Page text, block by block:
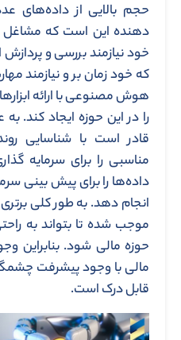
حجم بالایی از داده‌های
دهنده این است که مشاغل
خود نیازمند بررسی و
که خود زمان بر و نیازمند
هوش مصنوعی با ارائه
را در این حوزه ایجاد
قادر است با شناسایی
مناسبی را برای سرمایه
داده‌ها را برای پیش بینی
انجام دهد. به طور کلی
موجب شده تا بتواند به
حوزه مالی شود. بنابراین
مالی با وجود پیشرفت
قابل درک است.